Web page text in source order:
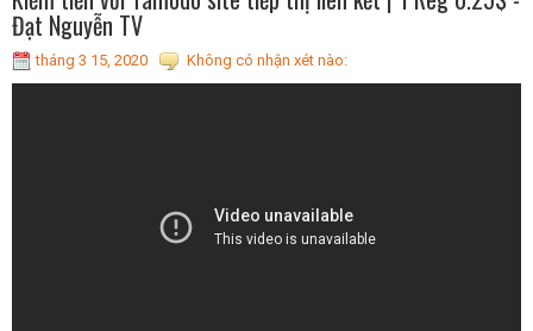
Đạt Nguyễn TV
tháng 3 15, 2020 Không có nhận xét nào: